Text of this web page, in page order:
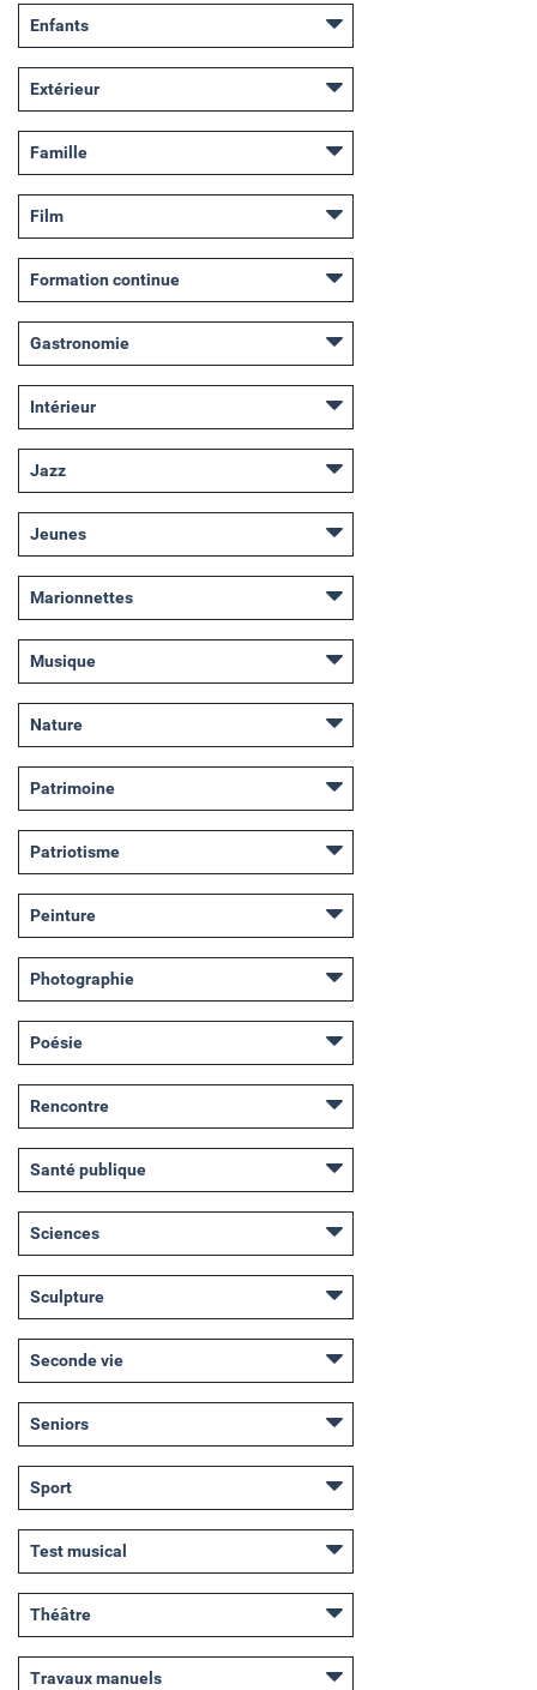
Enfants
Extérieur
Famille
Film
Formation continue
Gastronomie
Intérieur
Jazz
Jeunes
Marionnettes
Musique
Nature
Patrimoine
Patriotisme
Peinture
Photographie
Poésie
Rencontre
Santé publique
Sciences
Sculpture
Seconde vie
Seniors
Sport
Test musical
Théâtre
Travaux manuels